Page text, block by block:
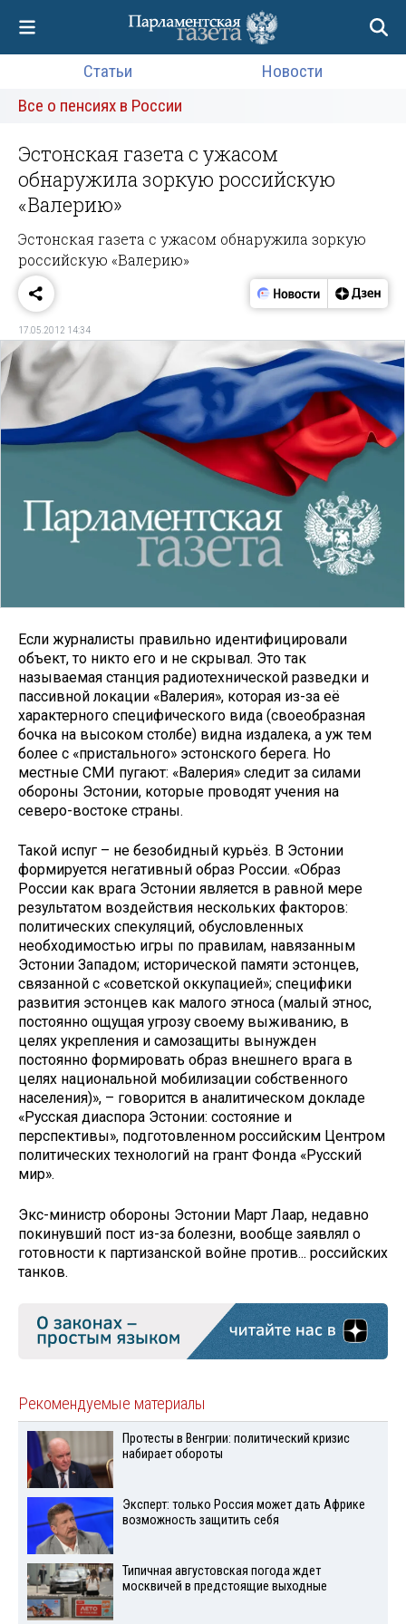
Статьи
Новости
Все о пенсиях в России
Эстонская газета с ужасом
обнаружила зоркую российскую
«Валерию»
Эстонская газета с ужасом обнаружила зоркую
российскую «Валерию»
17.05.2012 14:34
Если журналисты правильно идентифицировали
объект, то никто его и не скрывал. Это так
называемая станция радиотехнической разведки и
пассивной локации «Валерия», которая из-за её
характерного специфического вида (своеобразная
бочка на высоком столбе) видна издалека, а уж тем
более с «пристального» эстонского берега. Но
местные СМИ пугают: «Валерия» следит за силами
обороны Эстонии, которые проводят учения на
северо-востоке страны.
Такой испуг – не безобидный курьёз. В Эстонии
формируется негативный образ России. «Образ
России как врага Эстонии является в равной мере
результатом воздействия нескольких факторов:
политических спекуляций, обусловленных
необходимостью игры по правилам, навязанным
Эстонии Западом; исторической памяти эстонцев,
связанной с «советской оккупацией»; специфики
развития эстонцев как малого этноса (малый этнос,
постоянно ощущая угрозу своему выживанию, в
целях укрепления и самозащиты вынужден
постоянно формировать образ внешнего врага в
целях национальной мобилизации собственного
населения)», – говорится в аналитическом докладе
«Русская диаспора Эстонии: состояние и
перспективы», подготовленном российским Центром
политических технологий на грант Фонда «Русский
мир».
Экс-министр обороны Эстонии Март Лаар, недавно
покинувший пост из-за болезни, вообще заявлял о
готовности к партизанской войне против... российских
танков.
Рекомендуемые материалы
Протесты в Венгрии: политический кризис
набирает обороты
Эксперт: только Россия может дать Африке
возможность защитить себя
Типичная августовская погода ждет
москвичей в предстоящие выходные